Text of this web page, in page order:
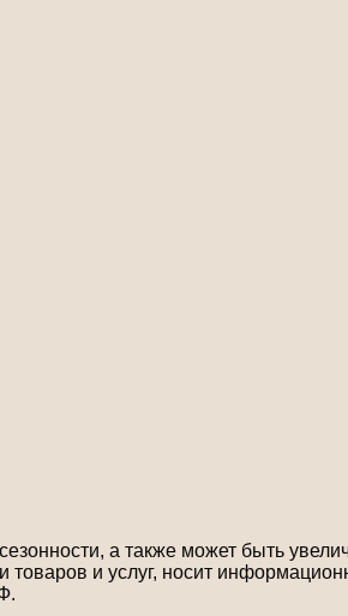
а также может быть
и услуг, носит